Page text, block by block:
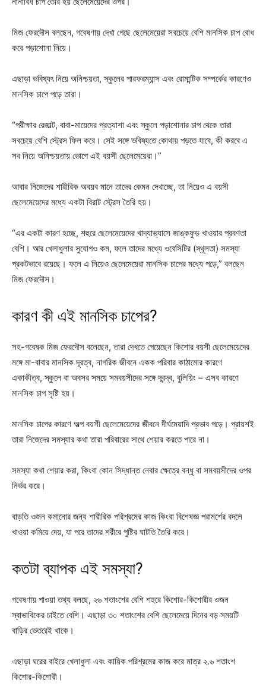
মিজ ফেরদৌস বলছেন, গবেষণায় দেখা গেছে ছেলেমেয়েরা সবচেয়ে বেশি মানসিক চাপ বোধ
করে পড়াশোনা নিয়ে।
এছাড়া ভবিষ্যৎ নিয়ে অনিশ্চয়তা, স্কুলের পারফরম্যান্স এবং রোমান্টিক সম্পর্কের কারণেও
মানসিক চাপে পড়ে তারা।
“পরীক্ষার রেজাল্ট, বাবা-মায়েদের প্রত্যাশা এবং স্কুলে পড়াশোনার চাপ থেকে তারা
সবচেয়ে বেশি স্ট্রেস ফিল করে। সেই সঙ্গে ভবিষ্যতে কোথায় পড়তে যাবে, কী করবে এ
সব নিয়ে অনিশ্চয়তায় ভোগে এই বয়সী ছেলেমেয়েরা।”
আবার নিজেদের শারীরিক অবয়ব মানে তাদের কেমন দেখাচ্ছে, তা নিয়েও এ বয়সী
ছেলেমেয়েদের মধ্যে একটা বিরাট স্ট্রেস তৈরি হয়।
“এর একটা কারণ হচ্ছে, শহুরে ছেলেমেয়েদের খাদ্যাভ্যাসে জাঙ্কফুড খাওয়ার প্রবণতা
বেশি। আর খেলাধুলার সুযোগও কম, ফলে তাদের মধ্যে ওবেসিটির (স্থূলতা) সমস্যা
প্রকটভাবে রয়েছে। ফলে এ নিয়েও ছেলেমেয়েরা মানসিক চাপের মধ্যে পড়ে,” বলছেন
মিজ ফেরদৌস।
কারণ কী এই মানসিক চাপের?
সহ-গবেষক মিজ ফেরদৌস বলেছেন, তারা দেখতে পেয়েছেন কিশোর বয়সী ছেলেমেয়েদের
মঙ্গে মা-বাবার মানসিক দূরত্ব, নাগরিক জীবনে একক পরিবার কাঠামোর কারণে
একাকীত্ব, স্কুলে বা অবসর সময়ে সমবয়সীদের সঙ্গে দ্বন্দ্ব, বুলিয়িং – এসব কারণে
মানসিক চাপ সৃষ্টি হয়।
মানসিক চাপের কারণে অল্প বয়সী ছেলেমেয়েদের জীবনে দীর্ঘমেয়াদি প্রভাব পড়ে। প্রায়শই
তারা নিজেদের সমস্যার কথা তারা পরিবারের সাথে শেয়ার করতে পারে না।
সমস্যা কথা শেয়ার করা, কিংবা কোন সিদ্ধান্ত নেবার ক্ষেত্রে বন্ধু বা সমবয়সীদের ওপর
নির্ভর করে।
বাড়তি ওজন কমানোর জন্য শারীরিক পরিশ্রমের কাজ কিংবা বিশেষজ্ঞ পরামর্শের বদলে
খাওয়া কমিয়ে দেয়, যা পরে তাদের শরীরে পুষ্টির ঘাটতি তৈরি করে।
কতটা ব্যাপক এই সমস্যা?
গবেষণায় পাওয়া তথ্য বলছে, ২৬ শতাংশের বেশি শহুরে কিশোর-কিশোরীর ওজন
স্বাভাবিকের চাইতে বেশি। এছাড়া ৩০ শতাংশের বেশি ছেলেমেয়ে দিনের বড় সময়টি
বাড়ির ভেতরেই থাকে।
এছাড়া ঘরের বাইরে খেলাধুলা এবং কায়িক পরিশ্রমের কাজ করে মাত্র ২.৬ শতাংশ
কিশোর-কিশোরী।